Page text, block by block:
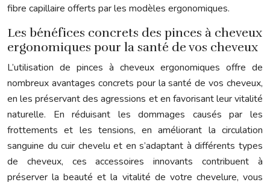
fibre capillaire offerts par les modèles ergonomiques.
Les bénéfices concrets des pinces à cheveux
ergonomiques pour la santé de vos cheveux
L’utilisation de pinces à cheveux ergonomiques offre de
nombreux avantages concrets pour la santé de vos cheveux,
en les préservant des agressions et en favorisant leur vitalité
naturelle. En réduisant les dommages causés par les
frottements et les tensions, en améliorant la circulation
sanguine du cuir chevelu et en s’adaptant à différents types
de cheveux, ces accessoires innovants contribuent à
préserver la beauté et la vitalité de votre chevelure, vous